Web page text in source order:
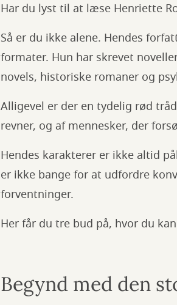
Har du lyst til at læse Henriette
Så er du ikke alene. Hendes
formater. Hun har skrevet
novels, historiske romaner og
Alligevel er der en tydelig rød
revner, og af mennesker, der
Hendes karakterer er ikke altid
er ikke bange for at udfordre
forventninger.
Her får du tre bud på, hvor du
Begynd med den